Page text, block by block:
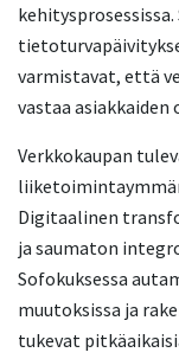
varmistavat, että
vastaa asiakkaiden
Verkkokaupan
Digitaalinen
ja saumaton
Sofokuksessa
muutoksissa ja
tukevat